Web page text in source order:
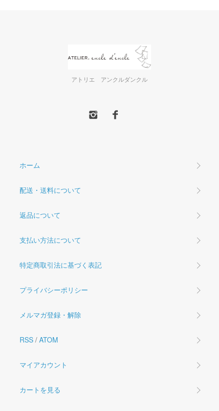
アトリエ アンクルダンクル
ホーム
配送・送料について
返品について
支払い方法について
特定商取引法に基づく表記
プライバシーポリシー
メルマガ登録・解除
RSS / ATOM
マイアカウント
カートを見る